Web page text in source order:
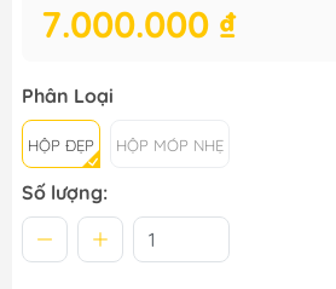
7.000.000 ₫
Phân Loại
HỘP ĐẸP HỘP MÓP NHẸ
Số lượng: